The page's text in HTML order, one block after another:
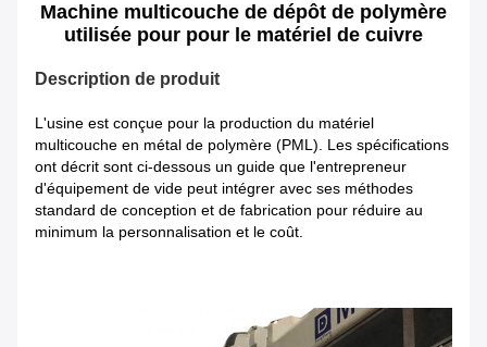
Machine multicouche de dépôt de polymère
utilisée pour pour le matériel de cuivre
Description de produit
L'usine est conçue pour la production du matériel
multicouche en métal de polymère (PML). Les spécifications
ont décrit sont ci-dessous un guide que l'entrepreneur
d'équipement de vide peut intégrer avec ses méthodes
standard de conception et de fabrication pour réduire au
minimum la personnalisation et le coût.